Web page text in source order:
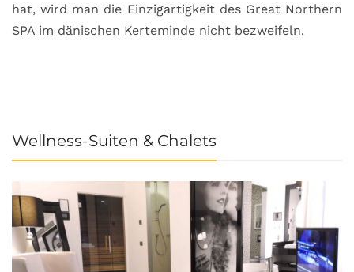
hat, wird man die Einzigartigkeit des Great Northern
SPA im dänischen Kerteminde nicht bezweifeln.
Wellness-Suiten & Chalets